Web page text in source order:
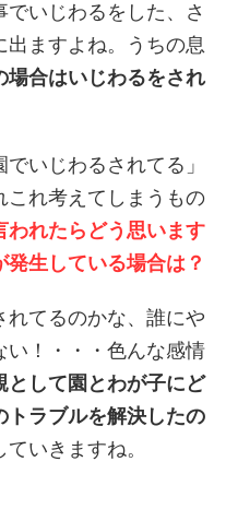
いじわるをした、さ
ますよね。うちの息
場合はいじわるをされ
いじわるされてる」
これ考えてしまうもの
われたらどう思います
生している場合は？
れてるのかな、誰にや
い！・・・色んな感情
として園とわが子にど
トラブルを解決したの
いきますね。